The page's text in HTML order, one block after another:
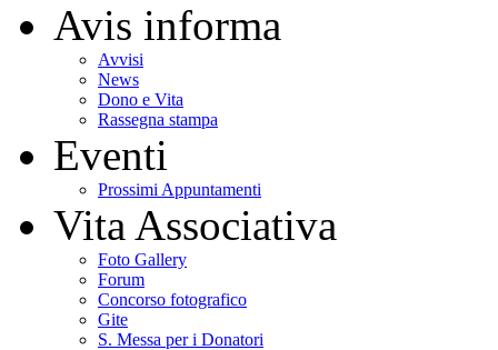
Avis informa
Avvisi
News
Dono e Vita
Rassegna stampa
Eventi
Prossimi Appuntamenti
Vita Associativa
Foto Gallery
Forum
Concorso fotografico
Gite
S. Messa per i Donatori